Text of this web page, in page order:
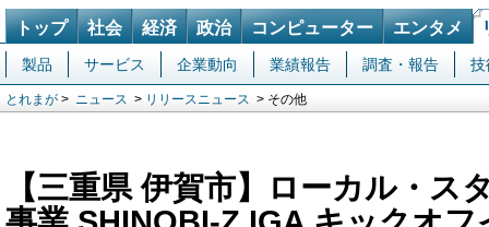
トップ 社会 経済 政治 コンピューター エンタメ
製品 サービス 企業動向 業績報告 調査・報告 技
とれまが > ニュース > リリースニュース > その他
【三重県 伊賀市】ローカル・ス